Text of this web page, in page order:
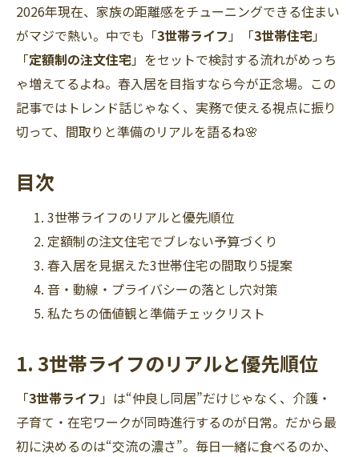
2026年現在、家族の距離感をチューニングできる住まい
がマジで熱い。中でも「3世帯ライフ 」「3世帯住宅」
「定額制の注文住宅」をセットで検討する流れがめっち
ゃ増えてるよね。春入居を目指すなら今が正念場。この
記事ではトレンド話じゃなく、実務で使える視点に振り
切って、間取りと準備のリアルを語るね🌸
目次
3世帯ライフのリアルと優先順位
定額制の注文住宅でブレない予算づくり
春入居を見据えた3世帯住宅の間取り5提案
音・動線・プライバシーの落とし穴対策
私たちの価値観と準備チェックリスト
1. 3世帯ライフのリアルと優先順位
「3世帯ライフ」は“仲良し同居”だけじゃなく、介護・
子育て・在宅ワークが同時進行するのが日常。だから最
初に決めるのは“交流の濃さ”。毎日一緒に食べるのか、